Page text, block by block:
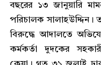
বছরের ১৩ জানুয়ারি
পরিচালক সালাহউদ্দিন।
বিরুদ্ধে আদালতে
কর্মকর্তা দুদকের